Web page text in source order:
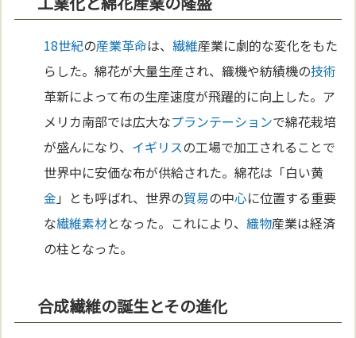
18世紀の産業革命は、繊維産業に劇的な変化をもた
らした。綿花が大量生産され、織機や紡績機の技術
革新によって布の生産速度が飛躍的に向上した。ア
メリカ南部では広大なプランテーションで綿花栽培
が盛んになり、 イギリスの工場で加工されることで
世界中に安価な布が供給された。綿花は「白い黄
金 」とも呼ばれ、世界の貿易の中心に位置する重要
な繊維素材となった。これにより、織物産業は経済
の柱となった。
合成繊維の誕生とその進化